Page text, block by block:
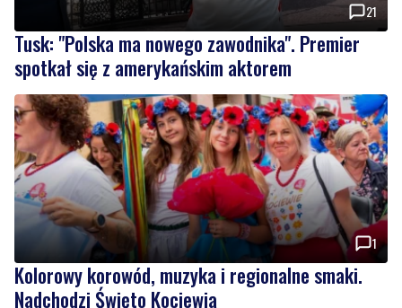
21
Tusk: "Polska ma nowego zawodnika". Premier
spotkał się z amerykańskim aktorem
1
Kolorowy korowód, muzyka i regionalne smaki.
Nadchodzi Święto Kociewia